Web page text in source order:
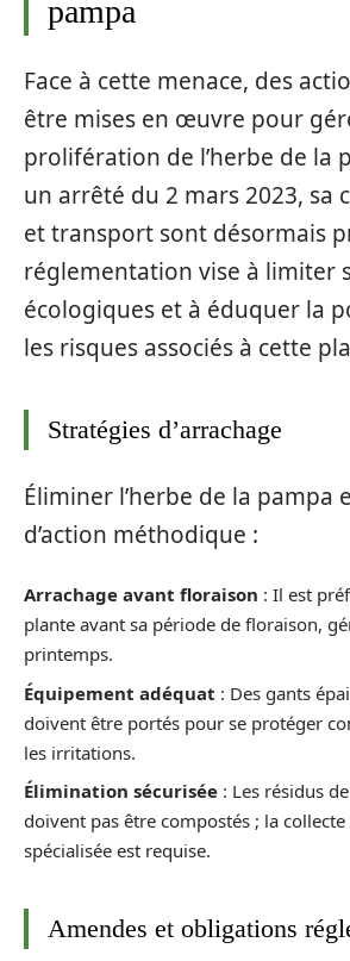
pampa
Face à cette menace, des
être mises en œuvre pour
prolifération de l’herbe de la
un arrêté du 2 mars 2023, sa
et transport sont désormais
réglementation vise à limiter
écologiques et à éduquer la
les risques associés à cette
Stratégies d’arrachage
Éliminer l’herbe de la pampa
d’action méthodique :
Arrachage avant floraison : Il est
plante avant sa période de floraison,
printemps.
Équipement adéquat : Des gants
doivent être portés pour se protéger
les irritations.
Élimination sécurisée : Les résidus
doivent pas être compostés ; la
spécialisée est requise.
Amendes et obligations